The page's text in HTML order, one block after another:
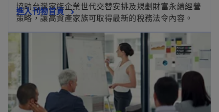
協助台灣家族企業世代交替安排及規劃財富永續經營
策略，讓高資產家族可取得最新的稅務法令內容。
進入刊物首頁